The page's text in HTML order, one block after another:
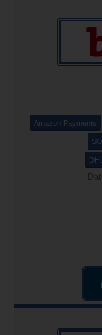
Amazon Payments
DHL